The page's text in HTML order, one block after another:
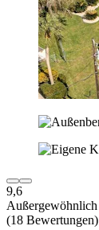
9,6
Außergewöhnlich
(18 Bewertungen)